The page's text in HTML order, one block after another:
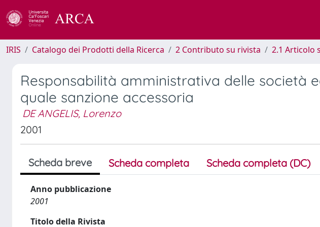
IRIS Catalogo dei Prodotti della Ricerca 2 Contributo su rivista 2.1 Articolo
Responsabilità amministrativa delle società
quale sanzione accessoria
DE ANGELIS, Lorenzo
2001
Scheda breve Scheda completa Scheda completa (DC)
Anno pubblicazione
2001
Titolo della Rivista